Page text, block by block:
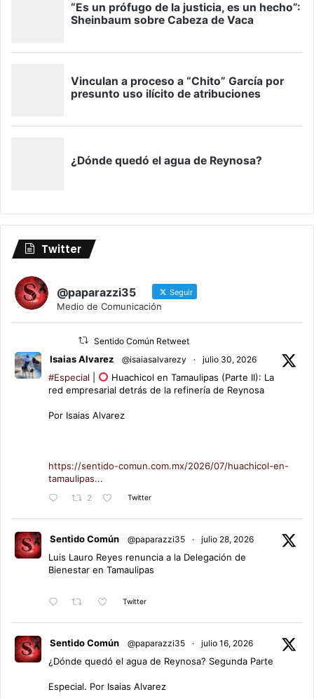
Twitter
@paparazzi35 Seguir
Medio de Comunicación
Sentido Común Retweet
Isaias Alvarez @isaiasalvarezy · julio 30, 2026
#Especial
Huachicol en Tamaulipas (Parte II): La
red empresarial detrás de la refinería de Reynosa
Por Isaias Alvarez
https://sentido-comun.com.mx/2026/07/huachicol-en-
tamaulipas...
2 Twitter
Sentido Común @paparazzi35 · julio 28, 2026
Luis Lauro Reyes renuncia a la Delegación de
Bienestar en Tamaulipas
Twitter
Sentido Común @paparazzi35 · julio 16, 2026
¿Dónde quedó el agua de Reynosa? Segunda Parte
Especial. Por Isaias Alvarez